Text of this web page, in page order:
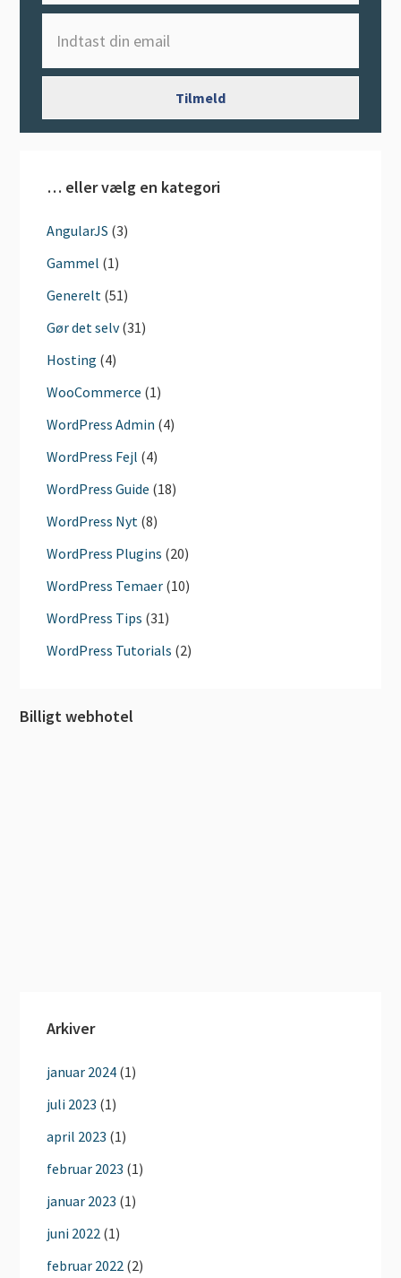
… eller vælg en kategori
AngularJS (3)
Gammel (1)
Generelt (51)
Gør det selv(31)
Hosting (4)
WooCommerce (1)
WordPress Admin (4)
WordPress Fejl (4)
WordPress Guide (18)
WordPress Nyt (8)
WordPress Plugins (20)
WordPress Temaer (10)
WordPress Tips (31)
WordPress Tutorials (2)
Billigt webhotel
Arkiver
januar 2024 (1)
juli 2023 (1)
april 2023 (1)
februar 2023 (1)
januar 2023 (1)
juni 2022 (1)
februar 2022 (2)